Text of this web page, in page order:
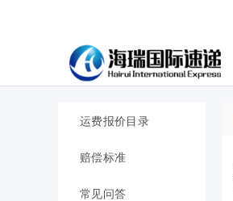
运费报价目录
赔偿标准
常见问答